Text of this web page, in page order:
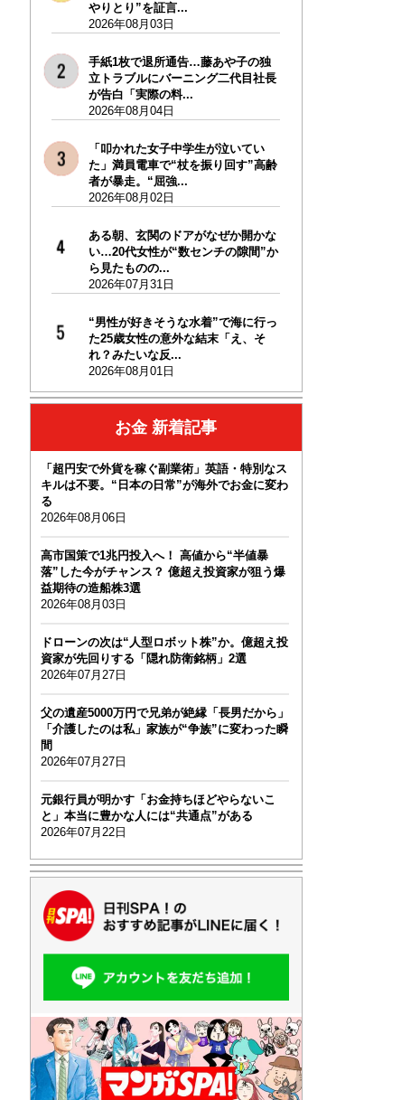
やりとり”を証言...
2026年08月03日
手紙1枚で退所通告…藤あや子の独
立トラブルにバーニング二代目社長
が告白「実際の料...
2026年08月04日
「叩かれた女子中学生が泣いてい
た」満員電車で“杖を振り回す”高齢
者が暴走。“屈強...
2026年08月02日
ある朝、玄関のドアがなぜか開かな
い…20代女性が“数センチの隙間”か
ら見たものの...
2026年07月31日
“男性が好きそうな水着”で海に行っ
た25歳女性の意外な結末「え、そ
れ？みたいな反...
2026年08月01日
お金 新着記事
「超円安で外貨を稼ぐ副業術」英語・特別なス
キルは不要。“日本の日常”が海外でお金に変わ
る
2026年08月06日
高市国策で1兆円投入へ！ 高値から“半値暴
落”した今がチャンス？ 億超え投資家が狙う爆
益期待の造船株3選
2026年08月03日
ドローンの次は“人型ロボット株”か。億超え投
資家が先回りする「隠れ防衛銘柄」2選
2026年07月27日
父の遺産5000万円で兄弟が絶縁「長男だから」
「介護したのは私」家族が“争族”に変わった瞬
間
2026年07月27日
元銀行員が明かす「お金持ちほどやらないこ
と」本当に豊かな人には“共通点”がある
2026年07月22日